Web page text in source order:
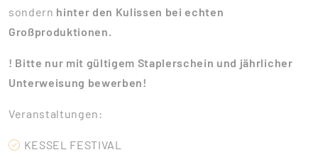
sondern hinter den Kulissen bei echten
Großproduktionen.
! Bitte nur mit gültigem Staplerschein und jährlicher
Unterweisung bewerben!
Veranstaltungen:
KESSEL FESTIVAL